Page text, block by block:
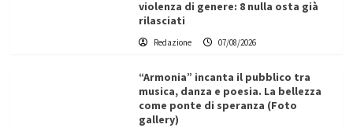
violenza di genere: 8 nulla osta già
rilasciati
Redazione 07/08/2026
“Armonia” incanta il pubblico tra
musica, danza e poesia. La bellezza
come ponte di speranza (Foto
gallery)